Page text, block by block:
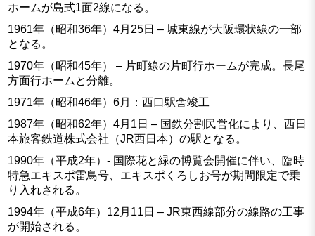
ホームが島式1面2線になる。
1961年（昭和36年）4月25日 – 城東線が大阪環状線の一部
となる。
1970年（昭和45年） – 片町線の片町行ホームが完成。長尾
方面行ホームと分離。
1971年（昭和46年）6月：西口駅舎竣工
1987年（昭和62年）4月1日 – 国鉄分割民営化により、西日
本旅客鉄道株式会社（JR西日本）の駅となる。
1990年（平成2年）- 国際花と緑の博覧会開催に伴い、臨時
特急エキスポ雷鳥号、エキスポくろしお号が期間限定で乗
り入れされる。
1994年（平成6年）12月11日 – JR東西線部分の線路の工事
が開始される。